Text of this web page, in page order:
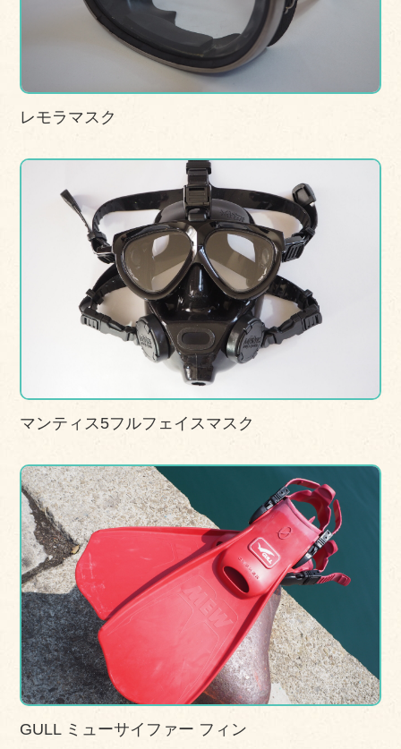
レモラマスク
マンティス5フルフェイスマスク
GULL ミューサイファー フィン